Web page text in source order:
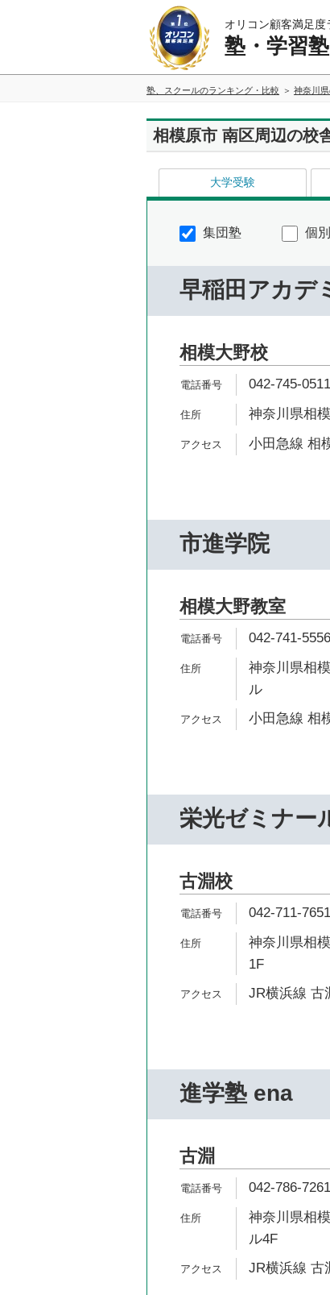
オリコン顧客満足度
塾・学習
塾、スクールのランキング・比較 神奈川
相模原市 南区周辺の校
大学受験
集団塾 個
早稲田アカデ
相模大野校
042-745-0511
神奈川県相
小田急線 相
市進学院
相模大野教室
042-741-5556
神奈川県相
ル
小田急線 相
栄光ゼミナー
古淵校
042-711-7651
神奈川県相
1F
JR横浜線 古
進学塾 ena
古淵
042-786-7261
神奈川県相
ル4F
JR横浜線 古